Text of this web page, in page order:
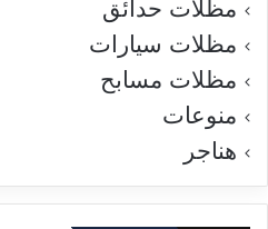
مظلات حدائق
مظلات سيارات
مظلات مسابح
منوعات
هناجر